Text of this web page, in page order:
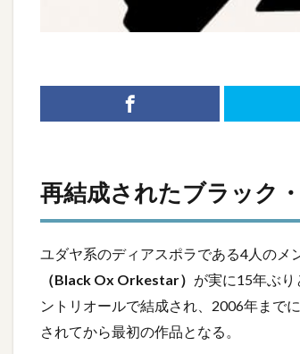
再結成されたブラック
ユダヤ系のディアスポラである4人のメ
（Black Ox Orkestar） が実に15年ぶ
ントリオールで結成され、2006年まで
されてから最初の作品となる。